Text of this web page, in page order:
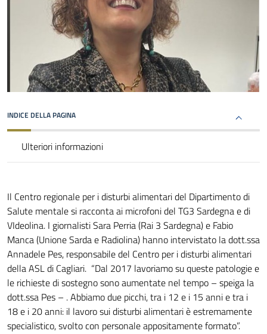
INDICE DELLA PAGINA
Ulteriori informazioni
Il Centro regionale per i disturbi alimentari del Dipartimento di
Salute mentale si racconta ai microfoni del TG3 Sardegna e di
VIdeolina. I giornalisti Sara Perria (Rai 3 Sardegna) e Fabio
Manca (Unione Sarda e Radiolina) hanno intervistato la dott.ssa
Annadele Pes, responsabile del Centro per i disturbi alimentari
della ASL di Cagliari. “Dal 2017 lavoriamo su queste patologie e
le richieste di sostegno sono aumentate nel tempo – speiga la
dott.ssa Pes – . Abbiamo due picchi, tra i 12 e i 15 anni e tra i
18 e i 20 anni: il lavoro sui disturbi alimentari è estremamente
specialistico, svolto con personale appositamente formato”.